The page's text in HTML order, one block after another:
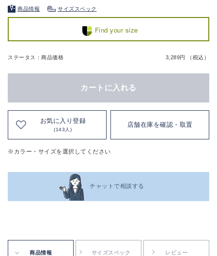
商品情報 サイズスペック
Find your size
ステータス：商品価格 3,289円 （税込）
カートに入れる
お気に入り登録
(143人)
店舗在庫を確認・取置
※カラー・サイズを選択してください
チャットで相談する
商品情報 サイズスペック レビュー